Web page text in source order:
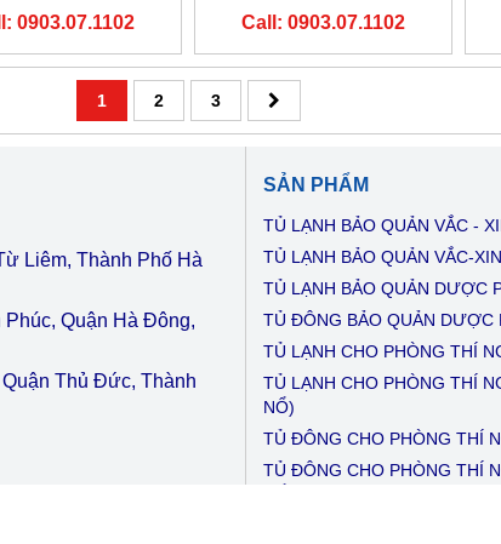
1400 HÃNG
0903.07.1102
LÍT LRE 700 HÃNG
Call: 0903.07.1102
1 2 3
Liêm, Thành Phố Hà
Quận Hà Đông,
Thủ Đức, Thành
SẢN PHẨM
TỦ LẠNH BẢO QUẢN VẮC -
TỦ LẠNH BẢO QUẢN VẮC-
TỦ LẠNH BẢO QUẢN DƯỢC
TỦ ĐÔNG BẢO QUẢN DƯỢC
TỦ LẠNH CHO PHÒNG THÍ
TỦ LẠNH CHO PHÒNG THÍ
NỔ)
TỦ ĐÔNG CHO PHÒNG THÍ
TỦ ĐÔNG CHO PHÒNG THÍ